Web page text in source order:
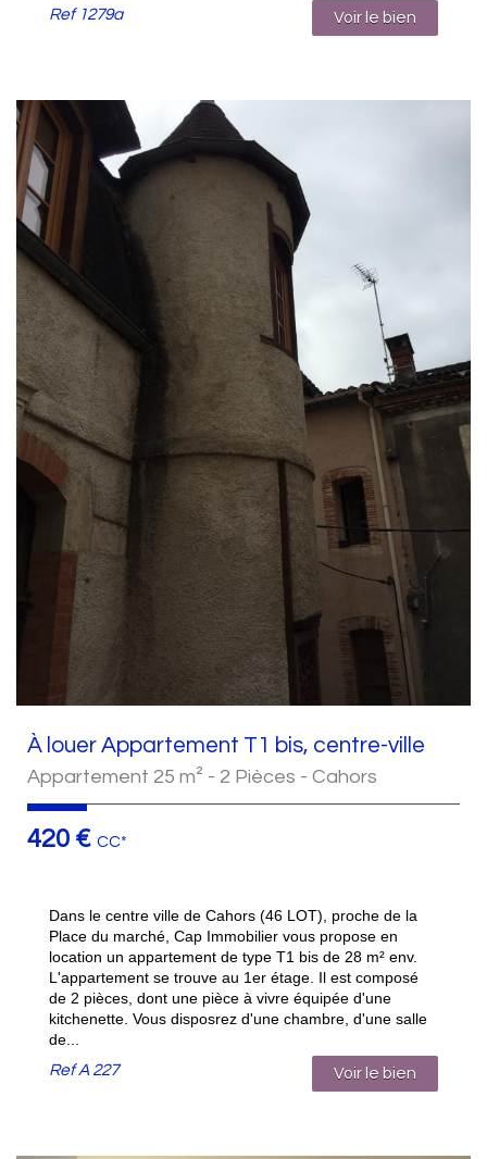
Ref1279a Voir le bien
À louer Appartement T1 bis, centre-ville
Appartement 25 m² - 2 Pièces - Cahors
420 € CC*
Dans le centre ville de Cahors (46 LOT), proche de la
Place du marché, Cap Immobilier vous propose en
location un appartement de type T1 bis de 28 m² env.
L'appartement se trouve au 1er étage. Il est composé
de 2 pièces, dont une pièce à vivre équipée d'une
kitchenette. Vous disposrez d'une chambre, d'une salle
de...
RefA 227 Voir le bien